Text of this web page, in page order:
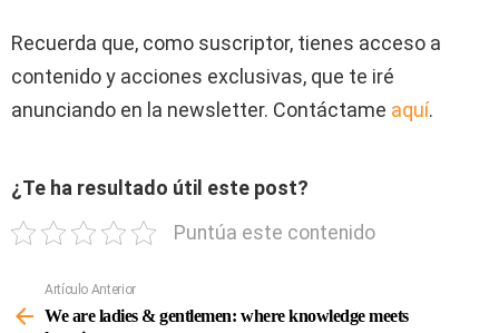
Recuerda que, como suscriptor, tienes acceso a
contenido y acciones exclusivas, que te iré
anunciando en la newsletter. Contáctame aquí.
¿Te ha resultado útil este post?
Puntúa este contenido
Más
Artículo Anterior
We are ladies & gentlemen: where knowledge meets